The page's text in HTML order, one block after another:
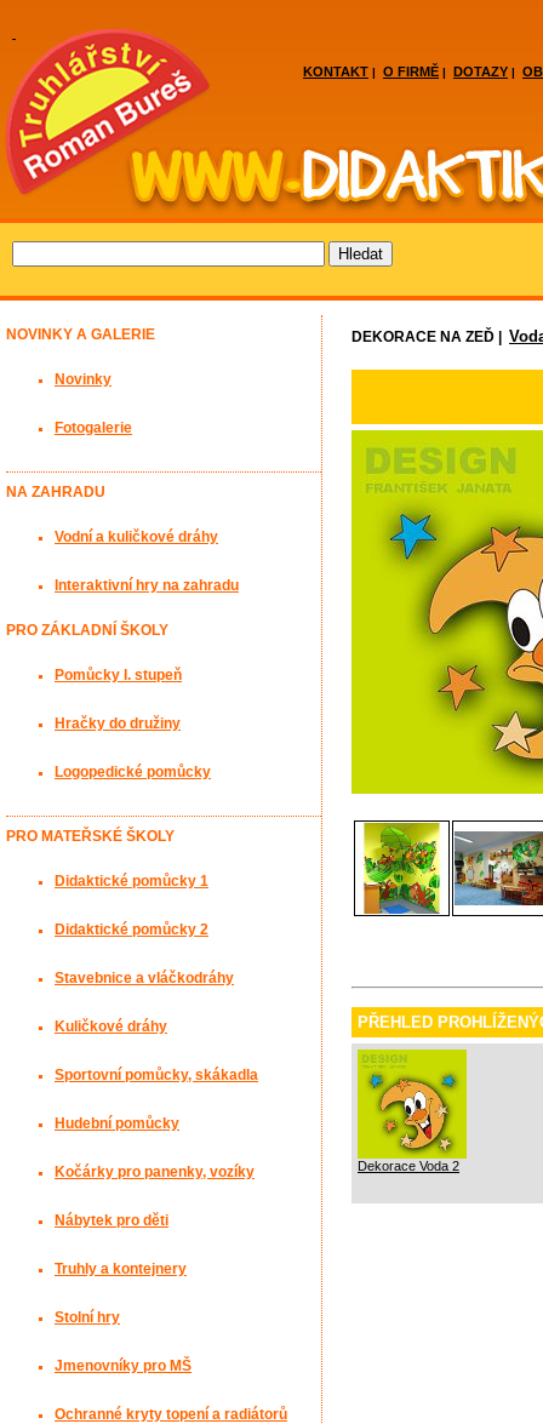
KONTAKT | O FIRMĚ | DOTAZY |
DEKORACE NA ZEĎ |
PŘEHLED
Dekorace Voda 2
NOVINKY A GALERIE
Novinky
Fotogalerie
NA ZAHRADU
Vodní a kuličkové dráhy
Interaktivní hry na zahradu
PRO ZÁKLADNÍ ŠKOLY
Pomůcky I. stupeň
Hračky do družiny
Logopedické pomůcky
PRO MATEŘSKÉ ŠKOLY
Didaktické pomůcky 1
Didaktické pomůcky 2
Stavebnice a vláčkodráhy
Kuličkové dráhy
Sportovní pomůcky, skákadla
Hudební pomůcky
Kočárky pro panenky, vozíky
Nábytek pro děti
Truhly a kontejnery
Stolní hry
Jmenovníky pro MŠ
Ochranné kryty topení a radiátorů